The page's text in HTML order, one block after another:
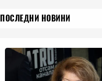
ПОСЛЕДНИ НОВИНИ